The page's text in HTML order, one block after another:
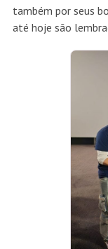
também por seus
até hoje são